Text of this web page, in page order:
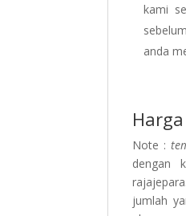
kami
anda
Note :
dengan
jumlah